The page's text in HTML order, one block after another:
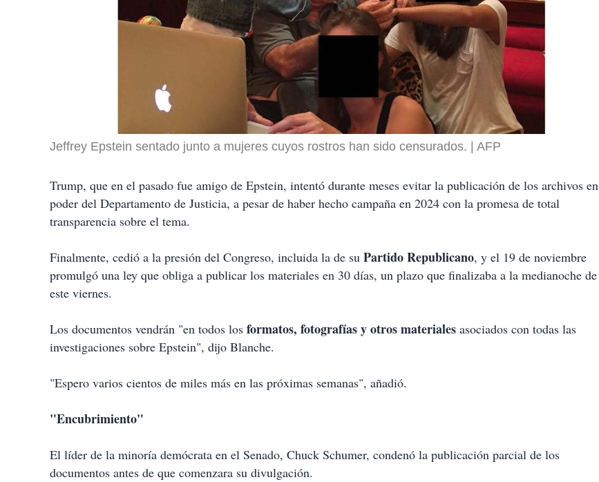
Jeffrey Epstein sentado junto a mujeres cuyos rostros han sido censurados. AFP
Trump, que en el pasado fue amigo de Epstein, intentó durante meses evitar la publicación de los archivos en
poder del Departamento de Justicia, a pesar de haber hecho campaña en 2024 con la promesa de total
transparencia sobre el tema.
Finalmente, cedió a la presión del Congreso, incluida la de su Partido Republicano, y el 19 de noviembre
promulgó una ley que obliga a publicar los materiales en 30 días, un plazo que finalizaba a la medianoche de
este viernes.
Los documentos vendrán "en todos los formatos, fotografías y otros materiales asociados con todas las
investigaciones sobre Epstein", dijo Blanche.
"Espero varios cientos de miles más en las próximas semanas", añadió.
"Encubrimiento"
El líder de la minoría demócrata en el Senado, Chuck Schumer, condenó la publicación parcial de los
documentos antes de que comenzara su divulgación.